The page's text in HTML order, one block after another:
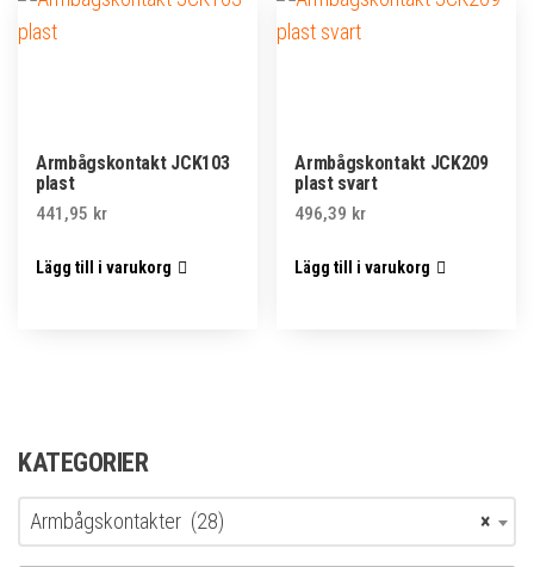
Armbågskontakt JCK103
plast
441,95 kr
Lägg till i varukorg
Armbågskontakt JCK209
plast svart
496,39 kr
Lägg till i varukorg
KATEGORIER
×
Armbågskontakter (28)